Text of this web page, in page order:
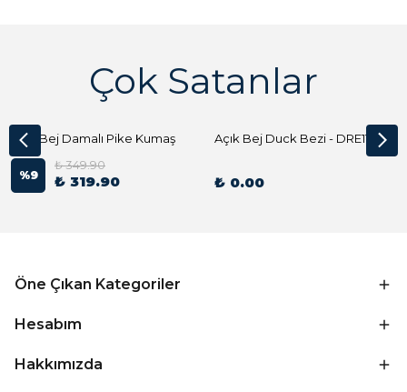
Çok Satanlar
Açık Bej Damalı Pike Kumaş
%9
₺ 349.90
₺ 319.90
Açık Bej Duck Bezi - DRE1144 Kumaş Peçete
₺ 0.00
Öne Çıkan Kategoriler
Hesabım
Hakkımızda